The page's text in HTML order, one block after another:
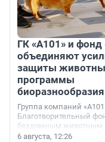
ГК «А101» и
объединяют
защиты
программы
биоразнообразия
Группа компаний
Благотворительный
бездомным животным
заключили соглашение
6 августа, 12:26